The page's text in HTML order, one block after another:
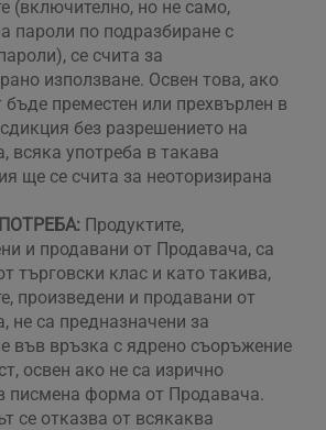
(включително, но не само,
пароли по подразбиране с
се счита за
използване. Освен това, ако
бъде преместен или прехвърлен в
без разрешението на
всяка употреба в такава
ще се счита за неоторизирана
Продуктите,
и продавани от Продавача, са
търговски клас и като такива,
произведени и продавани от
не са предназначени за
във връзка с ядрено съоръжение
освен ако не са изрично
писмена форма от Продавача.
се отказва от всякаква